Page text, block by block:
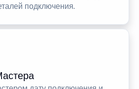
подключения.